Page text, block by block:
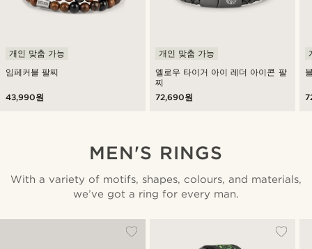
임페커블 팔찌
개인 맞춤 가능
43,990원
옐로우 타이거 아이 레더 아이콘 팔
찌
개인 맞춤 가능
72,690원
MEN'S RINGS
With a variety of motifs, shapes, colours, and materials,
we’ve got a ring for every man.